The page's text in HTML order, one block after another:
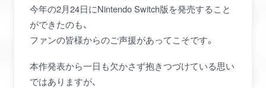
今年の2月24日にNintendo Switch版を発売すること
ができたのも、
ファンの皆様からのご声援があってこそです。
本作発表から一日も欠かさず抱きつづけている思い
ではありますが、